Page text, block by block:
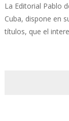
La Editorial Pablo
Cuba, dispone en
títulos, que el